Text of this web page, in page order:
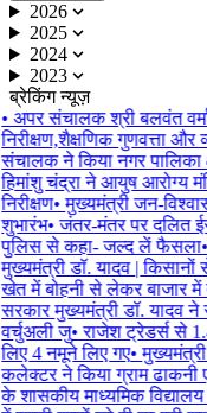
2026
2025
2024
2023
ब्रेकिंग न्यूज़
• अपर संचालक श्री बलवंत
निरीक्षण,शैक्षणिक गुणवत्ता
संचालक ने किया नगर पालिका
हिमांशु चंद्रा ने आयुष आरोग्य
निरीक्षण• मुख्यमंत्री जन-
शुभारंभ• जंतर-मंतर पर दलित
पुलिस से कहा- जल्द लें फैसला•
मुख्यमंत्री डॉ. यादव |
खेत में बोहनी से लेकर बाजार
सरकार मुख्यमंत्री डॉ. यादव ने
वर्चुअली जु• राजेश ट्रेडर्स से
लिए 4 नमूने लिए गए•
कलेक्टर ने किया ग्राम ढाकनी
के शासकीय माध्यमिक विद्यालय